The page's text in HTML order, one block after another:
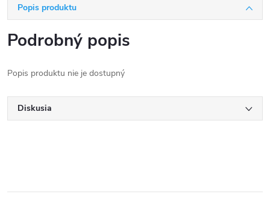
Popis produktu
Podrobný popis
Popis produktu nie je dostupný
Diskusia